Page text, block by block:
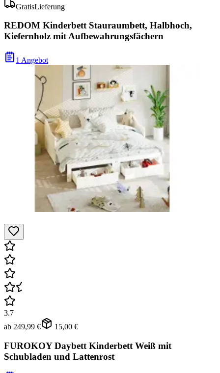
GratisLieferung
REDOM Kinderbett Stauraumbett, Halbhoch,
Kiefernholz mit Aufbewahrungsfächern
1 Angebot
3.7
ab 249,99 € 15,00 €
FUROKOY Daybett Kinderbett Weiß mit
Schubladen und Lattenrost